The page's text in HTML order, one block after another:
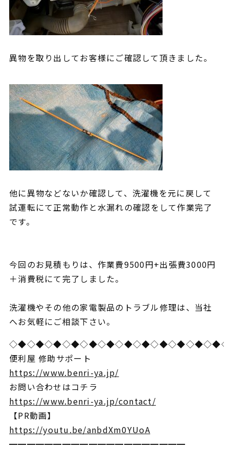
異物を取り出してお客様にご確認して頂きました。
他に異物などないか確認して、洗濯機を元に戻して
試運転にて正常動作と水漏れの確認をして作業完了
です。
今回のお見積もりは、作業費9500円+出張費3000円
＋消費税にて完了しました。
洗濯機やその他の家電製品のトラブル修理は、当社
へお気軽にご相談下さい。
便利屋 修助サポート
https://www.benri-ya.jp/
お問い合わせはコチラ
https://www.benri-ya.jp/contact/
【PR動画】
https://youtu.be/anbdXm0YUoA
━━━━━━━━━━━━━━━━━━━━